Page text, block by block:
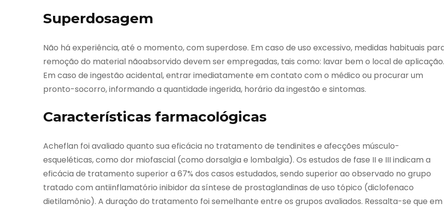
Superdosagem
Não há experiência, até o momento, com superdose. Em caso de uso excessivo, medidas habituais
remoção do material nãoabsorvido devem ser empregadas, tais como: lavar bem o local de aplicação.
Em caso de ingestão acidental, entrar imediatamente em contato com o médico ou procurar um
pronto-socorro, informando a quantidade ingerida, horário da ingestão e sintomas.
Características farmacológicas
Acheflan foi avaliado quanto sua eficácia no tratamento de tendinites e afecções músculo-
esqueléticas, como dor miofascial (como dorsalgia e lombalgia). Os estudos de fase II e III indicam a
eficácia de tratamento superior a 67% dos casos estudados, sendo superior ao observado no grupo
tratado com antiinflamatório inibidor da síntese de prostaglandinas de uso tópico (diclofenaco
dietilamônio). A duração do tratamento foi semelhante entre os grupos avaliados. Ressalta-se que em